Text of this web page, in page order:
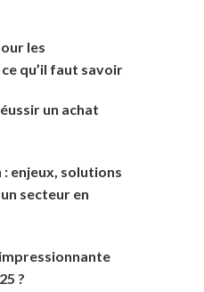
les
qu’il faut savoir
un achat
enjeux, solutions
secteur en
?